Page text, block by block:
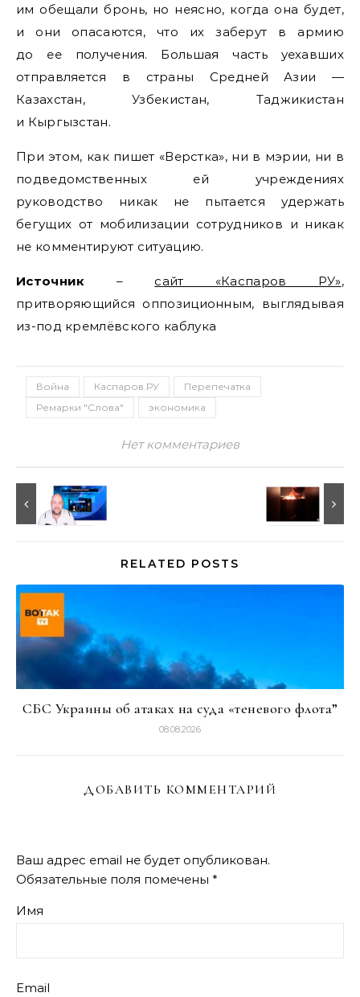
им обещали бронь, но неясно, когда она будет,
и они опасаются, что их заберут в армию
до ее получения. Большая часть уехавших
отправляется в страны Средней Азии —
Казахстан, Узбекистан, Таджикистан
и Кыргызстан.
При этом, как пишет «Верстка», ни в мэрии, ни в
подведомственных ей учреждениях
руководство никак не пытается удержать
бегущих от мобилизации сотрудников и никак
не комментируют ситуацию.
Источник – сайт «Каспаров РУ»,
притворяющийся оппозиционным, выглядывая
из-под кремлёвского каблука
Война Каспаров.РУ
Перепечатка
Ремарки "Слова"
экономика
Нет комментариев
RELATED POSTS
СБС Украины об атаках на суда «теневого флота”
08.08.2026
ДОБАВИТЬ КОММЕНТАРИЙ
Ваш адрес email не будет опубликован.
Обязательные поля помечены *
Имя
Email